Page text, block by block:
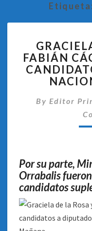
FABIÁN
By Editor
Por su parte,
Orrabalis
candidatos